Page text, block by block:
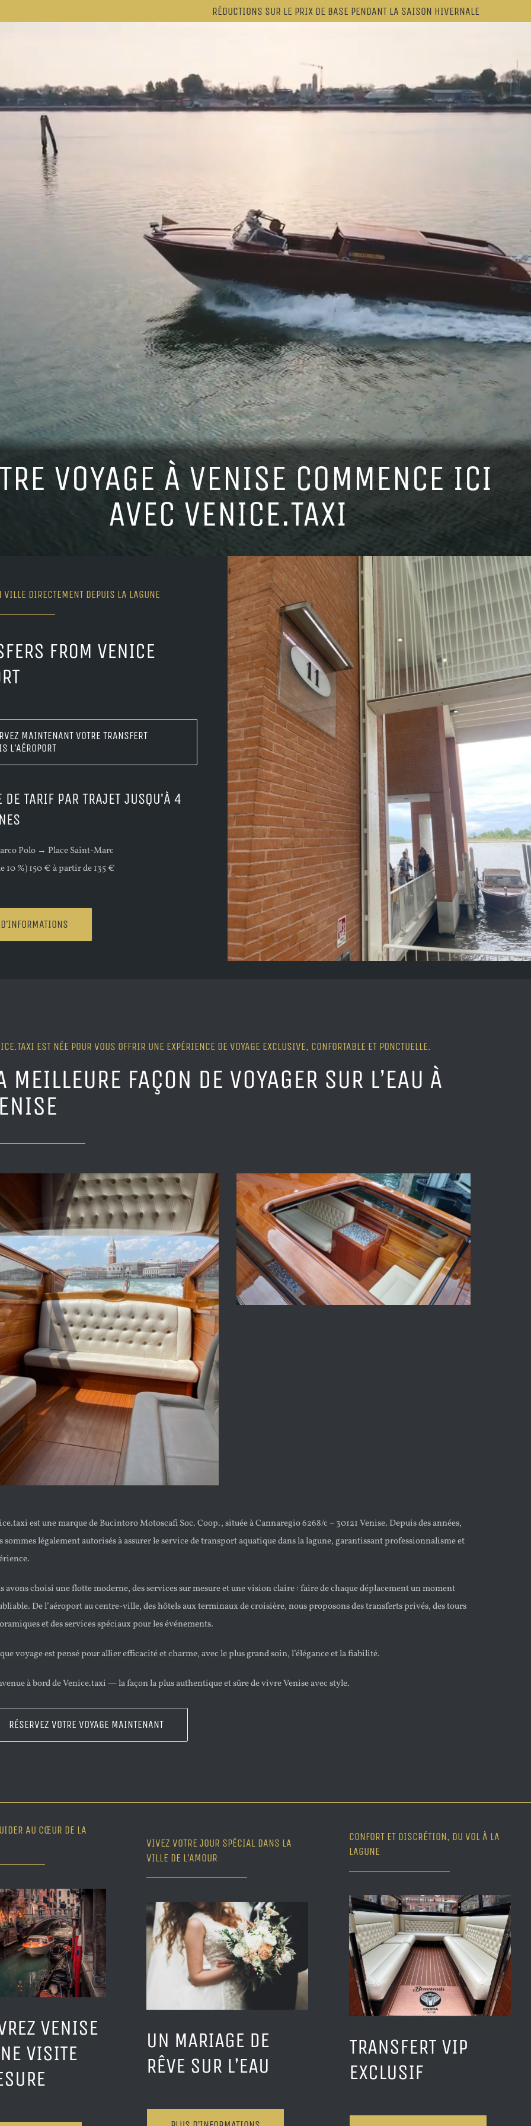
VOYAGE À VENISE COMMENCE ICI
AVEC VENICE.TAXI
DIRECTEMENT DEPUIS LA LAGUNE
FROM VENICE
MAINTENANT VOTRE TRANSFERT
L’AÉROPORT
DE TARIF PAR TRAJET JUSQU’À 4
Polo → Place Saint-Marc
10 %) 150 € à partir de 135 €
EST NÉE POUR VOUS OFFRIR UNE EXPÉRIENCE DE VOYAGE EXCLUSIVE, CONFORTABLE ET PONCTUELLE.
MEILLEURE FAÇON DE VOYAGER SUR L’EAU À
est une marque de Bucintoro Motoscafi Soc. Coop., située à Cannaregio 6268/c – 30121 Venise. Depuis des années,
sommes légalement autorisés à assurer le service de transport aquatique dans la lagune, garantissant professionnalisme et
avons choisi une flotte moderne, des services sur mesure et une vision claire : faire de chaque déplacement un moment
De l’aéroport au centre-ville, des hôtels aux terminaux de croisière, nous proposons des transferts privés, des tours
et des services spéciaux pour les événements.
voyage est pensé pour allier efficacité et charme, avec le plus grand soin, l’élégance et la fiabilité.
à bord de Venice.taxi — la façon la plus authentique et sûre de vivre Venise avec style.
RÉSERVEZ VOTRE VOYAGE MAINTENANT
AU CŒUR DE LA
VENISE
VISITE
VIVEZ VOTRE JOUR SPÉCIAL DANS LA
VILLE DE L’AMOUR
UN MARIAGE DE
RÊVE SUR L’EAU
CONFORT ET DISCRÉTION, DU VOL À LA
LAGUNE
TRANSFERT VIP
EXCLUSIF
RÉDUCTIONS SUR LE PRIX DE BASE PENDANT LA SAISON HIVERNALE